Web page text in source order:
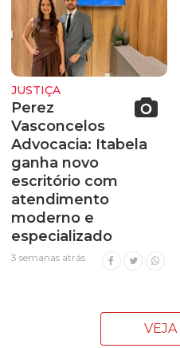
JUSTIÇA
Perez
Vasconcelos
Advocacia: Itabela
ganha novo
escritório com
atendimento
moderno e
especializado
3 semanas atrás
VEJA